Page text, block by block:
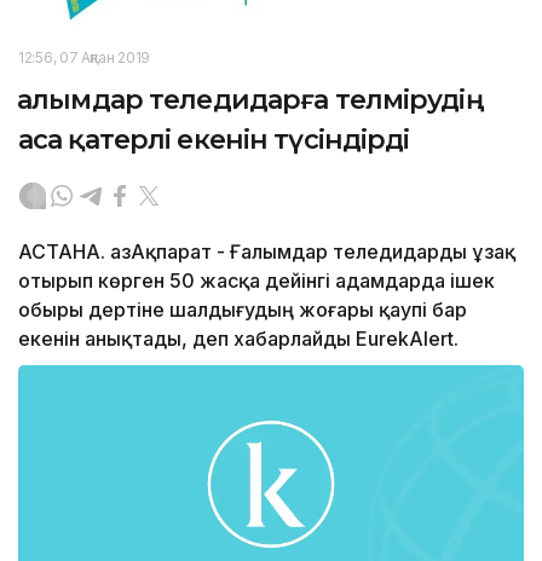
12:56, 07 Ақпан 2019
Ғалымдар теледидарға телмірудің
аса қатерлі екенін түсіндірді
АСТАНА. ҚазАқпарат - Ғалымдар теледидарды ұзақ
отырып көрген 50 жасқа дейінгі адамдарда ішек
обыры дертіне шалдығудың жоғары қаупі бар
екенін анықтады, деп хабарлайды EurekAlert.